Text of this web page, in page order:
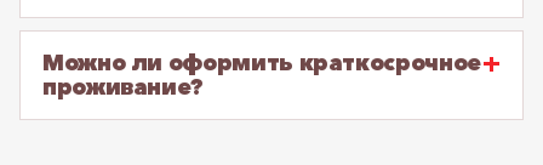
Можно ли оформить краткосрочное
проживание?